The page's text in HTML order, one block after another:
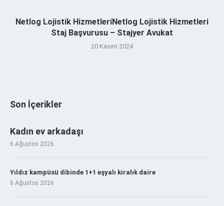
Netlog Lojistik HizmetleriNetlog Lojistik Hizmetleri
Staj Başvurusu – Stajyer Avukat
20 Kasım 2024
Son İçerikler
Kadın ev arkadaşı
6 Ağustos 2026
Yıldız kampüsü dibinde 1+1 eşyalı kiralık daire
6 Ağustos 2026